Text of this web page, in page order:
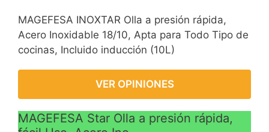
MAGEFESA INOXTAR Olla a presión rápida,
Acero Inoxidable 18/10, Apta para Todo Tipo de
cocinas, Incluido inducción (10L)
VER OPINIONES
MAGEFESA Star Olla a presión rápida,